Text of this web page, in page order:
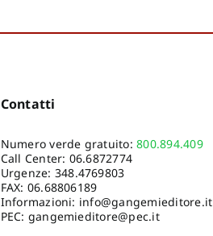
Contatti
Numero verde gratuito:800.894.409
Call Center: 06.6872774
Urgenze: 348.4769803
FAX: 06.68806189
Informazioni: info@gangemieditore.it
PEC: gangemieditore@pec.it